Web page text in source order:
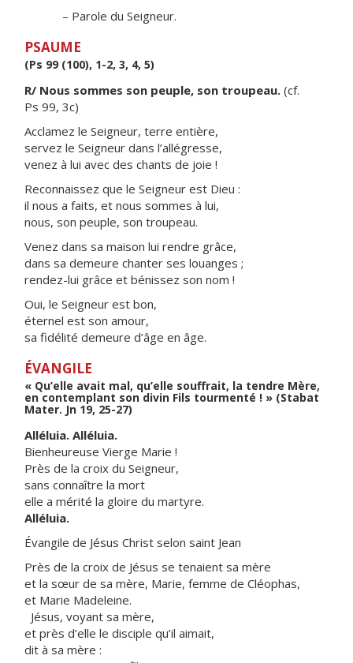
– Parole du Seigneur.
PSAUME
(Ps 99 (100), 1-2, 3, 4, 5)
R/ Nous sommes son peuple, son troupeau. (cf.
Ps 99, 3c)
Acclamez le Seigneur, terre entière,
servez le Seigneur dans l’allégresse,
venez à lui avec des chants de joie !
Reconnaissez que le Seigneur est Dieu :
il nous a faits, et nous sommes à lui,
nous, son peuple, son troupeau.
Venez dans sa maison lui rendre grâce,
dans sa demeure chanter ses louanges ;
rendez-lui grâce et bénissez son nom !
Oui, le Seigneur est bon,
éternel est son amour,
sa fidélité demeure d’âge en âge.
ÉVANGILE
« Qu’elle avait mal, qu’elle souffrait, la tendre Mère,
en contemplant son divin Fils tourmenté ! » (Stabat
Mater. Jn 19, 25-27)
Alléluia. Alléluia.
Bienheureuse Vierge Marie !
Près de la croix du Seigneur,
sans connaître la mort
elle a mérité la gloire du martyre.
Alléluia.
Évangile de Jésus Christ selon saint Jean
Près de la croix de Jésus se tenaient sa mère
et la sœur de sa mère, Marie, femme de Cléophas,
et Marie Madeleine.
Jésus, voyant sa mère,
et près d’elle le disciple qu’il aimait,
dit à sa mère :